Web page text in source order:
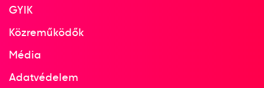
GYIK
Közreműködők
Média
Adatvédelem